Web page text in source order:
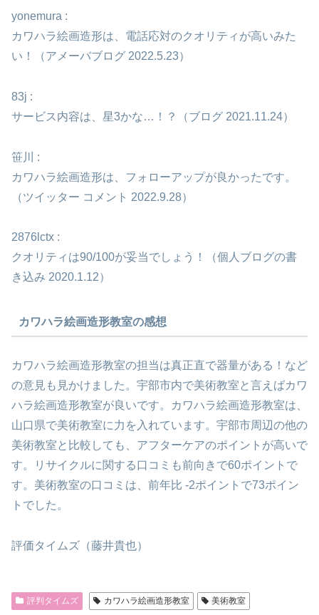
yonemura :
カワハラ絵画造形は、電話応対のクオリティが高いみた
い！（アメーバブログ 2022.5.23）
83j :
サービス内容は、星3かな…！？（ブログ 2021.11.24）
笹川 :
カワハラ絵画造形は、フォローアップが良かったです。
（ツイッター コメント 2022.9.28）
2876lctx :
クオリティは90/100が妥当でしょう！（個人ブログの書
き込み 2020.1.12）
カワハラ絵画造形教室の感想
カワハラ絵画造形教室の担当は真正直で器量がある！など
の意見も見かけました。宇部市内で美術教室と言えばカワ
ハラ絵画造形教室が良いです。カワハラ絵画造形教室は、
山口県で美術教室に力を入れています。宇部市周辺の他の
美術教室と比較しても、アフターケアのポイントが高いで
す。リサイクルに関する口コミも前向きで60ポイントで
す。美術教室の口コミは、前年比 -2ポイントで73ポイン
トでした。
評価タイムズ（藤井貴也）
評判タイムズ カワハラ絵画造形教室 美術教室